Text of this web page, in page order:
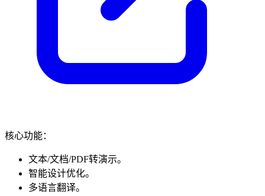
核心功能：
文本/文档/PDF转演示。
智能设计优化。
多语言翻译。